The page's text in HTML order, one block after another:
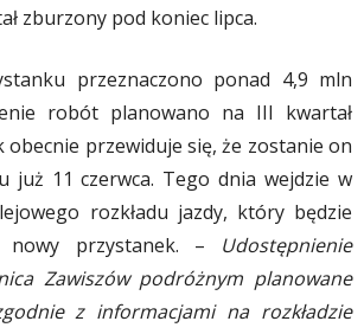
zburzony pod koniec lipca.
przeznaczono ponad 4,9 mln
robót planowano na III kwartał
obecnie przewiduje się, że zostanie on
już 11 czerwca. Tego dnia wejdzie w
rozkładu jazdy, który będzie
nowy przystanek. – Udostępnienie
Zawiszów podróżnym planowane
z informacjami na rozkładzie